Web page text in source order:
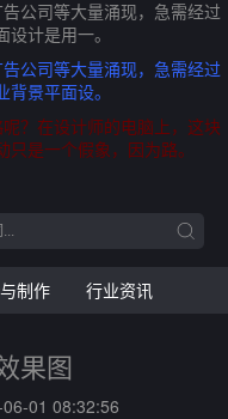
公司等大量涌现，急需经过
计是用一。
公司等大量涌现，急需经过
景平面设。
？在设计师的电脑上，这块
是一个假象，因为路。
制作 行业资讯
果图
01 08:32:56